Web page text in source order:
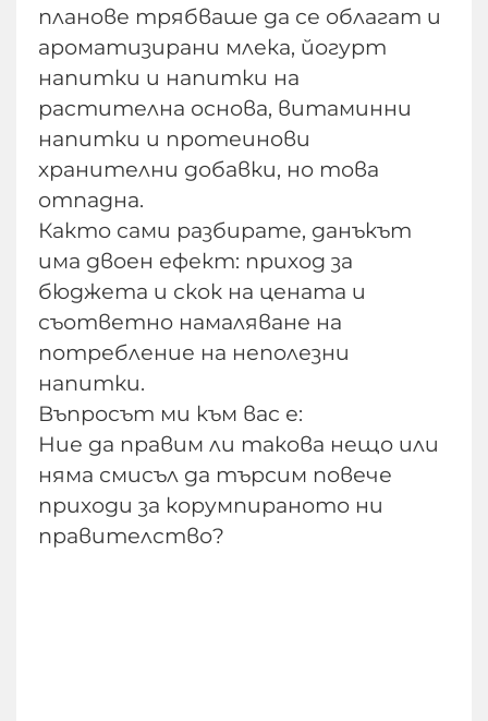
планове трябваше да се облагат и
ароматизирани млека, йогурт
напитки и напитки на
растителна основа, витаминни
напитки и протеинови
хранителни добавки, но това
отпадна.
Както сами разбирате, данъкът
има двоен ефект: приход за
бюджета и скок на цената и
съответно намаляване на
потребление на неполезни
напитки.
Въпросът ми към вас е:
Ние да правим ли такова нещо или
няма смисъл да търсим повече
приходи за корумпираното ни
правителство?